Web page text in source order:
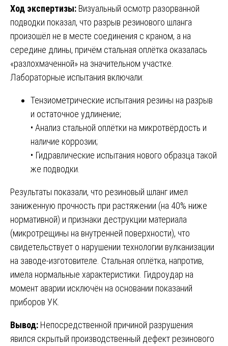
Ход экспертизы: Визуальный осмотр разорванной
подводки показал, что разрыв резинового шланга
произошёл не в месте соединения с краном, а на
середине длины, причём стальная оплётка оказалась
«разлохмаченной» на значительном участке.
Лабораторные испытания включали:
Тензиометрические испытания резины на разрыв
и остаточное удлинение;
• Анализ стальной оплётки на микротвёрдость и
наличие коррозии;
• Гидравлические испытания нового образца такой
же подводки.
Результаты показали, что резиновый шланг имел
заниженную прочность при растяжении (на 40% ниже
нормативной) и признаки деструкции материала
(микротрещины на внутренней поверхности), что
свидетельствует о нарушении технологии вулканизации
на заводе-изготовителе. Стальная оплётка, напротив,
имела нормальные характеристики. Гидроудар на
момент аварии исключён на основании показаний
приборов УК.
Вывод: Непосредственной причиной разрушения
явился скрытый производственный дефект резинового